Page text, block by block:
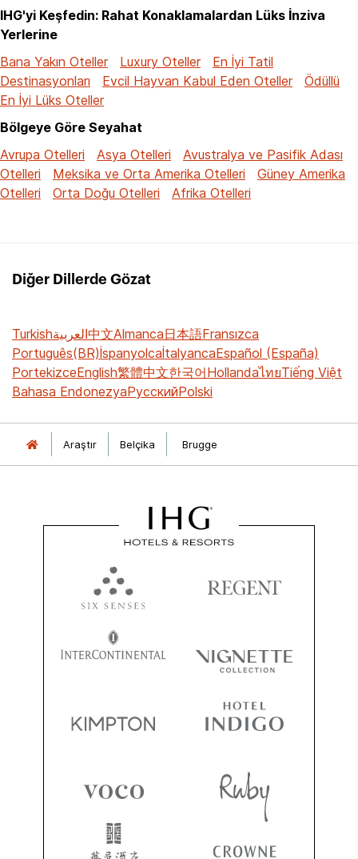
IHG'yi Keşfedin: Rahat Konaklamalardan Lüks İnziva
Yerlerine
Bana Yakın Oteller
Luxury Oteller
En İyi Tatil
Destinasyonları
Evcil Hayvan Kabul Eden Oteller
Ödüllü
En İyi Lüks Oteller
Bölgeye Göre Seyahat
Avrupa Otelleri
Asya Otelleri
Avustralya ve Pasifik Adası
Otelleri
Meksika ve Orta Amerika Otelleri
Güney Amerika
Otelleri
Orta Doğu Otelleri Afrika Otelleri
Diğer Dillerde Gözat
Turkishالعربية中文Almanca日本語Fransızca
Português(BR)İspanyolcaİtalyancaEspañol (España)
PortekizceEnglish繁體中文한국어HollandaไทยTiếng Việt
Bahasa EndonezyaРусскийPolski
Araştır Belçika Brugge